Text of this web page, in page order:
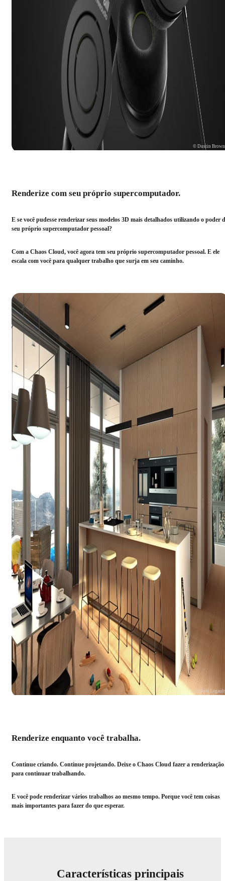
© Dustin Brown
Renderize com seu próprio supercomputador.
E se você pudesse renderizar seus modelos 3D mais detalhados utilizando o poder
seu próprio supercomputador pessoal?
Com a Chaos Cloud, você agora tem seu próprio supercomputador pessoal. E ele
escala com você para qualquer trabalho que surja em seu caminho.
© Joël Legault
Renderize enquanto você trabalha.
Continue criando. Continue projetando. Deixe o Chaos Cloud fazer a renderização
para continuar trabalhando.
E você pode renderizar vários trabalhos ao mesmo tempo. Porque você tem coisas
mais importantes para fazer do que esperar.
Características principais